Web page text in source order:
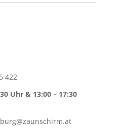
422
Uhr & 13:00 – 17:30